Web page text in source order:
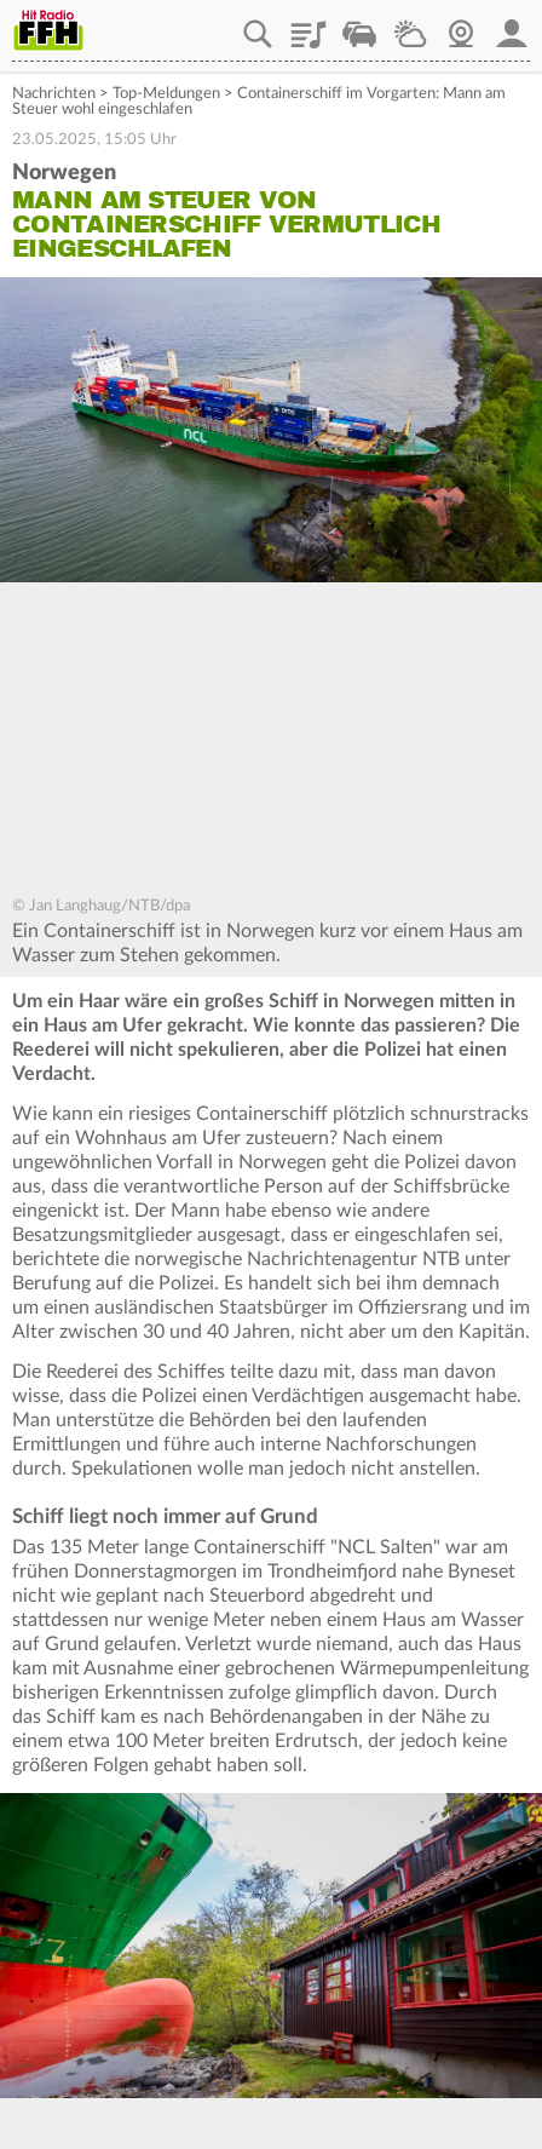
PlaylistStaupilotWetterWebcam
Nachrichten > Top-Meldungen > Containerschiff im Vorgarten: Mann am
Steuer wohl eingeschlafen
23.05.2025, 15:05 Uhr
Norwegen
MANN AM STEUER VON
CONTAINERSCHIFF VERMUTLICH
EINGESCHLAFEN
© Jan Langhaug/NTB/dpa
Ein Containerschiff ist in Norwegen kurz vor einem Haus am
Wasser zum Stehen gekommen.
Um ein Haar wäre ein großes Schiff in Norwegen mitten in
ein Haus am Ufer gekracht. Wie konnte das passieren? Die
Reederei will nicht spekulieren, aber die Polizei hat einen
Verdacht.
Wie kann ein riesiges Containerschiff plötzlich schnurstracks
auf ein Wohnhaus am Ufer zusteuern? Nach einem
ungewöhnlichen Vorfall in Norwegen geht die Polizei davon
aus, dass die verantwortliche Person auf der Schiffsbrücke
eingenickt ist. Der Mann habe ebenso wie andere
Besatzungsmitglieder ausgesagt, dass er eingeschlafen sei,
berichtete die norwegische Nachrichtenagentur NTB unter
Berufung auf die Polizei. Es handelt sich bei ihm demnach
um einen ausländischen Staatsbürger im Offiziersrang und im
Alter zwischen 30 und 40 Jahren, nicht aber um den Kapitän.
Die Reederei des Schiffes teilte dazu mit, dass man davon
wisse, dass die Polizei einen Verdächtigen ausgemacht habe.
Man unterstütze die Behörden bei den laufenden
Ermittlungen und führe auch interne Nachforschungen
durch. Spekulationen wolle man jedoch nicht anstellen.
Schiff liegt noch immer auf Grund
Das 135 Meter lange Containerschiff "NCL Salten" war am
frühen Donnerstagmorgen im Trondheimfjord nahe Byneset
nicht wie geplant nach Steuerbord abgedreht und
stattdessen nur wenige Meter neben einem Haus am Wasser
auf Grund gelaufen. Verletzt wurde niemand, auch das Haus
kam mit Ausnahme einer gebrochenen Wärmepumpenleitung
bisherigen Erkenntnissen zufolge glimpflich davon. Durch
das Schiff kam es nach Behördenangaben in der Nähe zu
einem etwa 100 Meter breiten Erdrutsch, der jedoch keine
größeren Folgen gehabt haben soll.